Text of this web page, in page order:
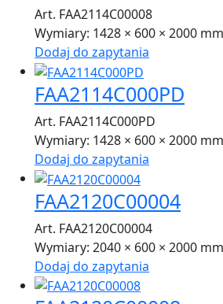
Art. FAA2114C00008
Wymiary: 1428 × 600 × 2000 mm
Dodaj do zapytania
FAA2114C000PD
Art. FAA2114C000PD
Wymiary: 1428 × 600 × 2000 mm
Dodaj do zapytania
FAA2120C00004
Art. FAA2120C00004
Wymiary: 2040 × 600 × 2000 mm
Dodaj do zapytania